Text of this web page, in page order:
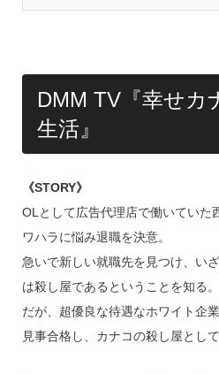
DMM TV『幸せカ
生活』
《STORY》
OLとして広告代理店で働いていた
ワハラに悩み退職を決意。
急いで新しい就職先を⾒つけ、い
は殺し屋であるということを知る。
だが、超優良な待遇なホワイト企
⾒事合格し、カナコの殺し屋とし